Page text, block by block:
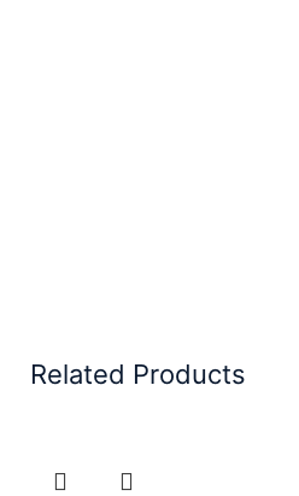
Related Products